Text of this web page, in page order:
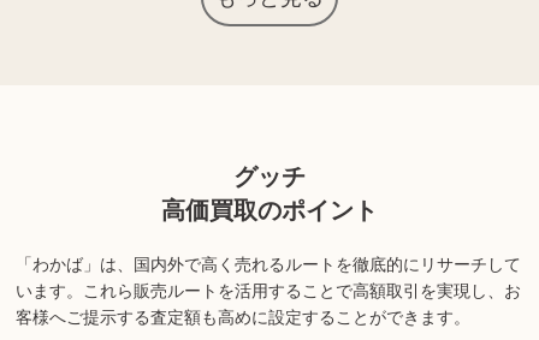
丁寧に査定し需要や状態を鑑み、最大限の価格をお付けさせていた
す。詳しくは店舗までお問い合わせください。
グッチ
高価買取のポイント
「わかば」は、国内外で高く売れるルートを徹底的にリサーチして
います。 これら販売ルートを活用することで高額取引を実現し、お
客様へご提示する査定額も高めに設定することができます。